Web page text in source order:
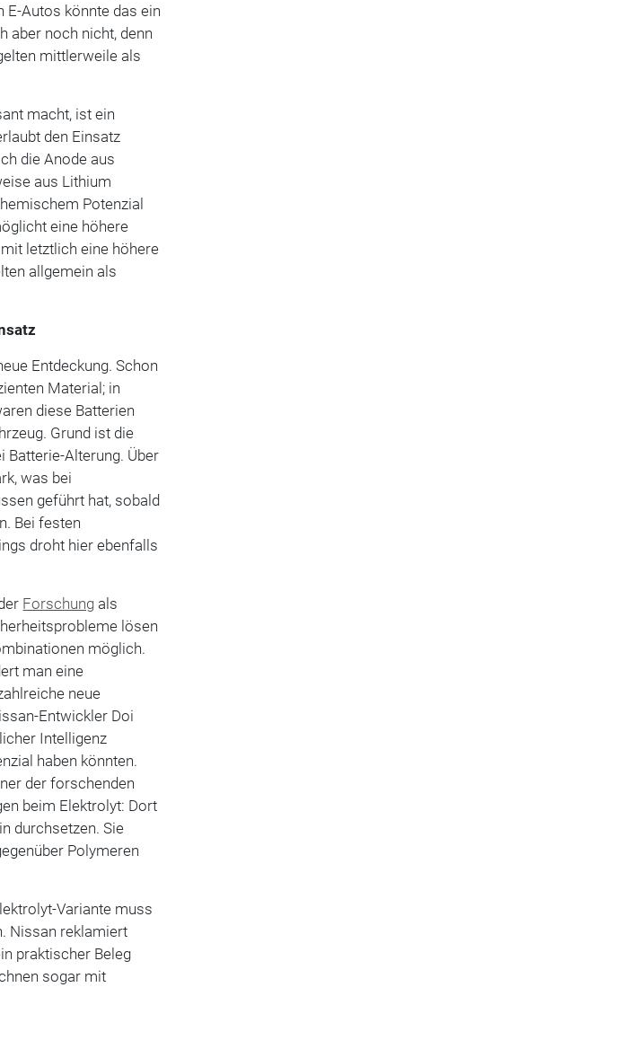
E-Autos könnte das ein
aber noch nicht, denn
mittlerweile als
macht, ist ein
den Einsatz
die Anode aus
aus Lithium
Potenzial
eine höhere
letztlich eine höhere
allgemein als
Entdeckung. Schon
Material; in
diese Batterien
Grund ist die
Batterie-Alterung. Über
was bei
geführt hat, sobald
Bei festen
droht hier ebenfalls
Forschung als
lösen
möglich.
man eine
neue
Entwickler Doi
Intelligenz
haben könnten.
der forschenden
beim Elektrolyt: Dort
durchsetzen. Sie
Polymeren
Variante muss
Nissan reklamiert
praktischer Beleg
sogar mit